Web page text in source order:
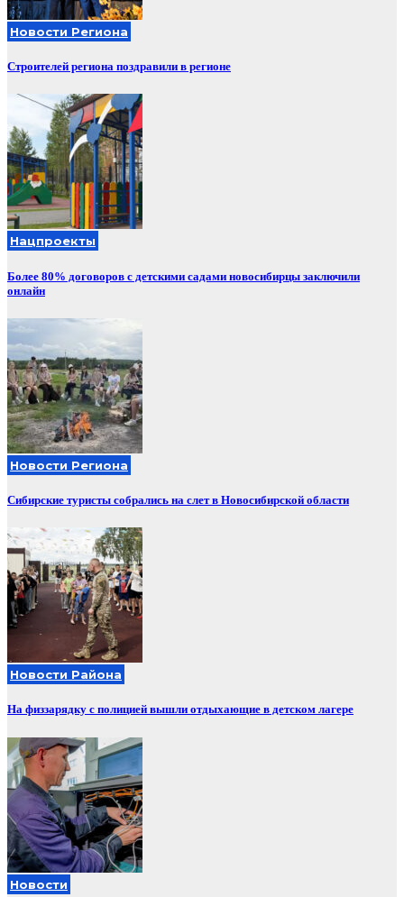
Новости Региона
Строителей региона поздравили в регионе
Нацпроекты
Более 80% договоров с детскими садами новосибирцы заключили
онлайн
Новости Региона
Сибирские туристы собрались на слет в Новосибирской области
Новости Района
На физзарядку с полицией вышли отдыхающие в детском лагере
Новости